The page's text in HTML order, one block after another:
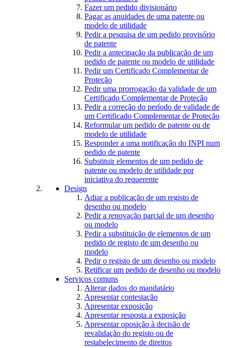
Fazer um pedido divisionário
Pagar as anuidades de uma patente ou
modelo de utilidade
Pedir a pesquisa de um pedido provisório
de patente
Pedir a antecipação da publicação de um
pedido de patente ou modelo de utilidade
Pedir um Certificado Complementar de
Proteção
Pedir uma prorrogação da validade de um
Certificado Complementar de Proteção
Pedir a correção do período de validade de
um Certificado Complementar de Proteção
Reformular um pedido de patente ou de
modelo de utilidade
Responder a uma notificação do INPI num
pedido de patente
Substituir elementos de um pedido de
patente ou modelo de utilidade por
iniciativa do requerente
Design
Adiar a publicação de um registo de
desenho ou modelo
Pedir a renovação parcial de um desenho
ou modelo
Pedir a substituição de elementos de um
pedido de registo de um desenho ou
modelo
Pedir o registo de um desenho ou modelo
Retificar um pedido de desenho ou modelo
Serviços comuns
Alterar dados do mandatário
Apresentar contestação
Apresentar exposição
Apresentar resposta a exposição
Apresentar oposição à decisão de
revalidação do registo ou de
restabelecimento de direitos